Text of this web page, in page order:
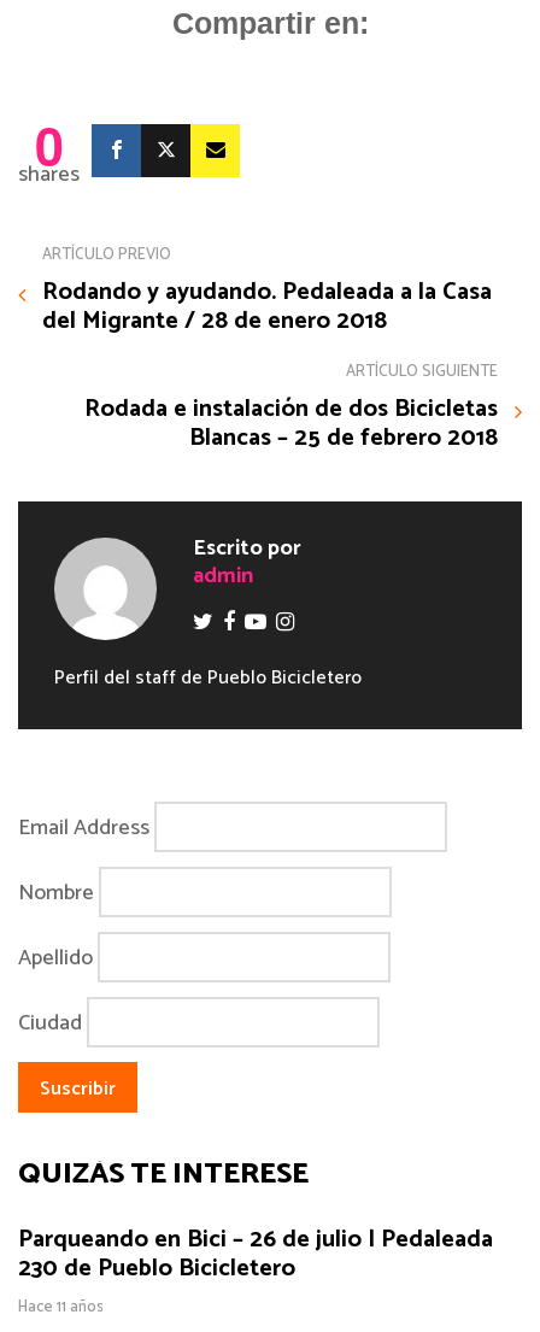
Compartir en:
0
shares
ARTÍCULO PREVIO
Rodando y ayudando. Pedaleada a la Casa
del Migrante / 28 de enero 2018
ARTÍCULO SIGUIENTE
Rodada e instalación de dos Bicicletas
Blancas – 25 de febrero 2018
Escrito por
admin
Perfil del staff de Pueblo Bicicletero
Email Address
Nombre
Apellido
Ciudad
QUIZÁS TE INTERESE
Parqueando en Bici – 26 de julio | Pedaleada
230 de Pueblo Bicicletero
Hace 11 años